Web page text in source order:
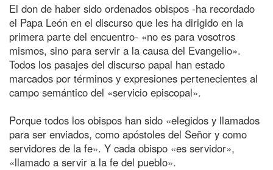
El don de haber sido ordenados obispos -ha recordado
el Papa León en el discurso que les ha dirigido en la
primera parte del encuentro- «no es para vosotros
mismos, sino para servir a la causa del Evangelio».
Todos los pasajes del discurso papal han estado
marcados por términos y expresiones pertenecientes al
campo semántico del «servicio episcopal».
Porque todos los obispos han sido «elegidos y llamados
para ser enviados, como apóstoles del Señor y como
servidores de la fe». Y cada obispo «es servidor»,
«llamado a servir a la fe del pueblo».